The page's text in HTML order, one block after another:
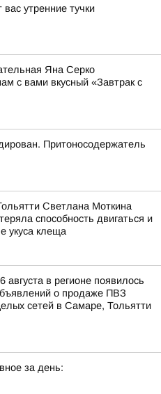
утренние тучки
Яна Серко
с вами вкусный «Завтрак с
Притоносодержатель
Светлана Моткина
способность двигаться и
укуса клеща
в регионе появилось
о продаже ПВЗ
сетей в Самаре, Тольятти
за день: